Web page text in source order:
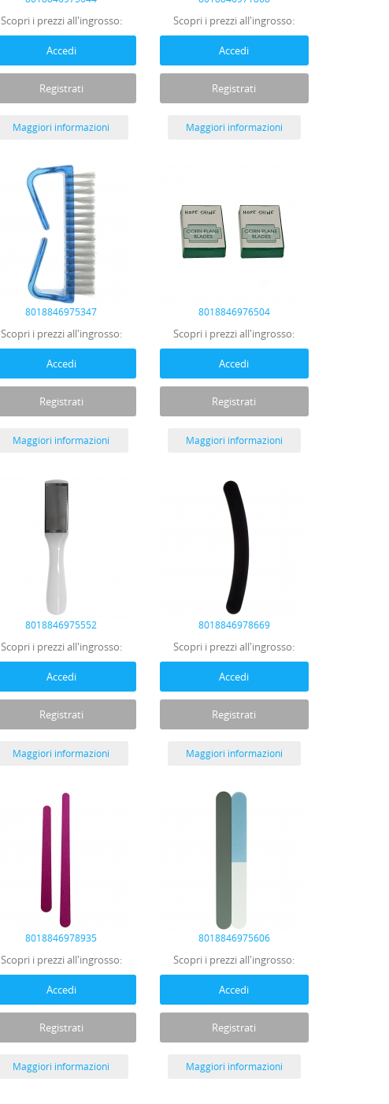
Scopri i prezzi all'ingrosso:
Accedi
Registrati
Maggiori informazioni
Scopri i prezzi all'ingrosso:
Accedi
Registrati
Maggiori informazioni
8018846975347
Scopri i prezzi all'ingrosso:
Accedi
Registrati
Maggiori informazioni
8018846976504
Scopri i prezzi all'ingrosso:
Accedi
Registrati
Maggiori informazioni
8018846975552
Scopri i prezzi all'ingrosso:
Accedi
Registrati
Maggiori informazioni
8018846978669
Scopri i prezzi all'ingrosso:
Accedi
Registrati
Maggiori informazioni
8018846978935
Scopri i prezzi all'ingrosso:
Accedi
Registrati
Maggiori informazioni
8018846975606
Scopri i prezzi all'ingrosso:
Accedi
Registrati
Maggiori informazioni